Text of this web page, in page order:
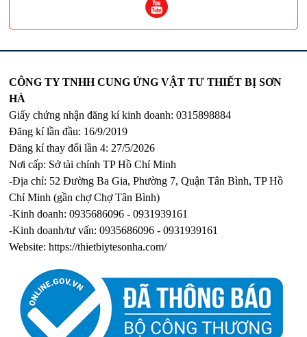
CÔNG TY TNHH CUNG ỨNG VẬT TƯ THIẾT BỊ SƠN
HÀ
Giấy chứng nhận đăng kí kinh doanh: 0315898884
Đăng kí lần đầu: 16/9/2019
Đăng kí thay đổi lần 4: 27/5/2026
Nơi cấp: Sở tài chính TP Hồ Chí Minh
-Địa chỉ: 52 Đường Ba Gia, Phường 7, Quận Tân Bình, TP Hồ
Chí Minh (gần chợ Chợ Tân Bình)
-Kinh doanh: 0935686096 - 0931939161
-Kinh doanh/tư vấn: 0935686096 - 0931939161
Website:https://thietbiytesonha.com/